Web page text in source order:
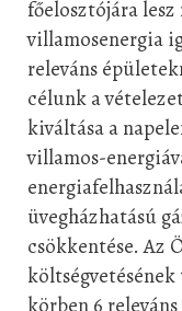
főelosztójára
villamosenergia
releváns
célunk a
kiváltása a
villamos-
üvegházhatású
csökkentése. Az
körben 6